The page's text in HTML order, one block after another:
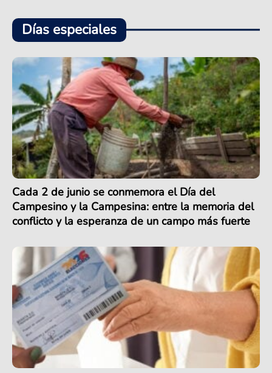
Días especiales
Cada 2 de junio se conmemora el Día del
Campesino y la Campesina: entre la memoria del
conflicto y la esperanza de un campo más fuerte